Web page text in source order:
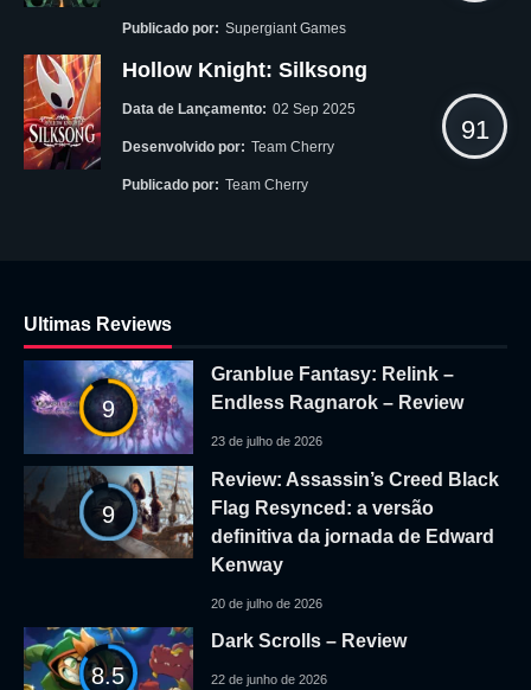
Publicado por: Supergiant Games
Hollow Knight: Silksong
Data de Lançamento: 02 Sep 2025
Desenvolvido por: Team Cherry
Publicado por: Team Cherry
91
Ultimas Reviews
9
Granblue Fantasy: Relink –
Endless Ragnarok – Review
23 de julho de 2026
9
Review: Assassin’s Creed Black
Flag Resynced: a versão
definitiva da jornada de Edward
Kenway
20 de julho de 2026
8.5
Dark Scrolls – Review
22 de junho de 2026